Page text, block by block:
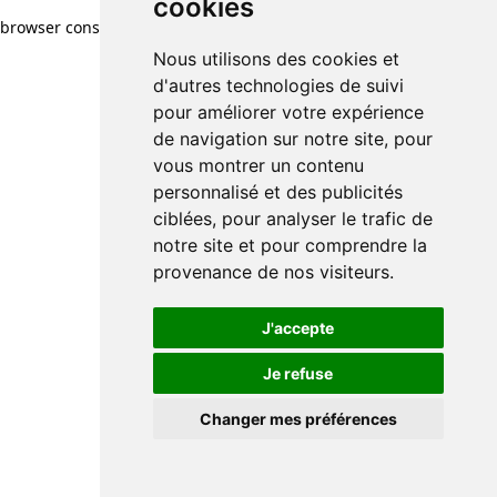
cookies
Nous utilisons des cookies et
d'autres technologies de suivi
pour améliorer votre expérience
de navigation sur notre site, pour
vous montrer un contenu
personnalisé et des publicités
ciblées, pour analyser le trafic de
notre site et pour comprendre la
provenance de nos visiteurs.
J'accepte
Je refuse
Changer mes préférences
browser console for more information)